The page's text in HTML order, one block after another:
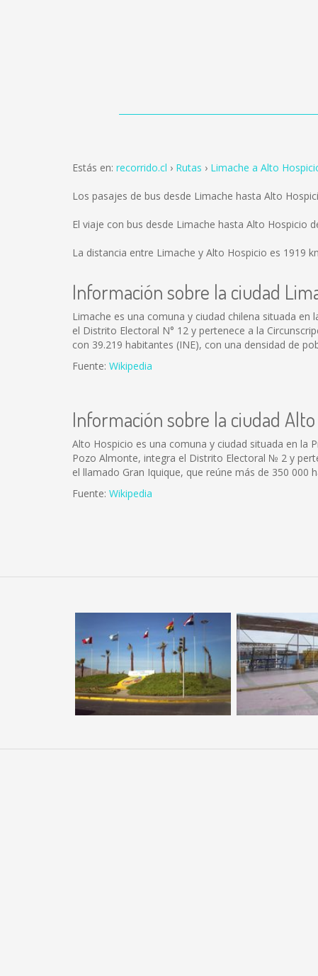
Estás en: recorrido.cl Rutas Limache a Alto
Los pasajes de bus desde Limache hasta Alto
El viaje con bus desde Limache hasta Alto Hospicio
La distancia entre Limache y Alto Hospicio es 1919
Información sobre la ciudad
Limache es una comuna y ciudad chilena situada
el Distrito Electoral N° 12 y pertenece a la
con 39.219 habitantes (INE), con una densidad de
Fuente: Wikipedia
Información sobre la ciudad
Alto Hospicio es una comuna y ciudad situada en la
Pozo Almonte, integra el Distrito Electoral № 2 y
el llamado Gran Iquique, que reúne más de 350
Fuente: Wikipedia